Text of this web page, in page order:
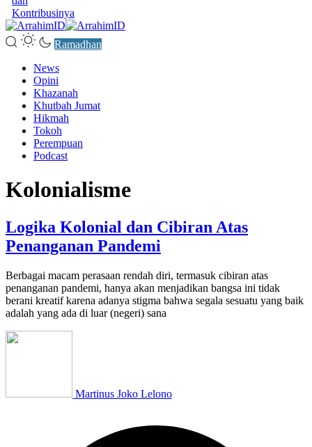
Kontribusinya
Ramadhan
News
Opini
Khazanah
Khutbah Jumat
Hikmah
Tokoh
Perempuan
Podcast
Kolonialisme
Logika Kolonial dan Cibiran Atas
Penanganan Pandemi
Berbagai macam perasaan rendah diri, termasuk cibiran atas
penanganan pandemi, hanya akan menjadikan bangsa ini tidak
berani kreatif karena adanya stigma bahwa segala sesuatu yang baik
adalah yang ada di luar (negeri) sana
Martinus Joko Lelono